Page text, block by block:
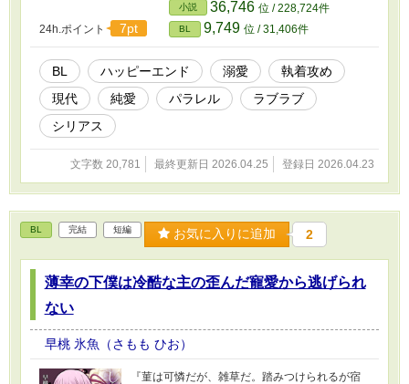
を浴びることになった。 後悔する尚也に、司は
変わらない微笑みを向ける。 「貴方のためな
ら、何でもします」 どんな手段も厭わない、危
険な男。 その愛が普通ではないと気づきながら
も、尚也は彼の優しさに救われていく。 「俺に
はもう、この人しかいないんだ」 十歳以上の年
ら、マフィアの支配する「奈落の街」での生活
を描いた「魔王の伴侶」シリーズ第一作（単巻
完結） 【ジャンル】シリアスBL/現代パラレル
【収録内容】長編BL小説・約20万文字 【注意事
項】18歳未満の登場人物の性描写は一切ありま
せん ------- Kindleで配信中の『独りぼっちの俺だ
けに優しい年上の彼は、最恐の冷酷弁護士でし
た』の本編サンプル＆番外編SSです！ Kindleペ
ージは、プロフィールのWebサイトから飛べま
24h.ポイント 7pt
小説 36,746 位 / 228,724件
BL 9,749 位 / 31,406件
BL ハッピーエンド 溺愛
執着攻め
現代
純愛 パラレル
ラブラブ
シリアス
文字数 20,781 最終更新日 2026.04.25 登録日 2026.04.23
BL 完結 短編 お気に入りに追加 2
薄幸の下僕は冷酷な主の歪んだ寵愛から逃げられ
ない
早桃 氷魚（さもも ひお）
『菫は可憐だが、雑草だ。踏みつけられるが宿